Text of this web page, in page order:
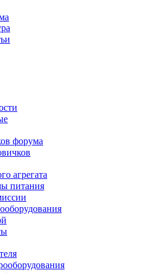
форума
агрегата
питания